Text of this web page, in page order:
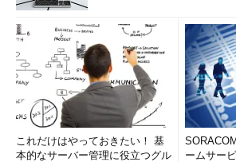
これだけはやっておきたい！ 基
本的なサーバー管理に役立つグル
ームサー